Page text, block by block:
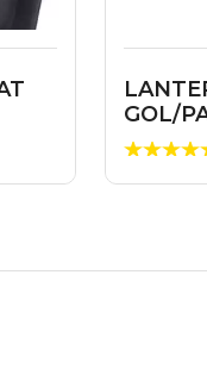
GOL/